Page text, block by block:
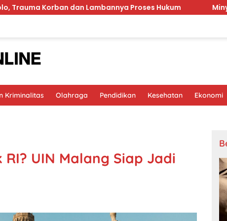
dan Lambannya Proses Hukum MinyaKita Bau
Kriminalitas Olahraga Pendidikan Kesehatan Ekonomi
UIN Malang Siap Jadi